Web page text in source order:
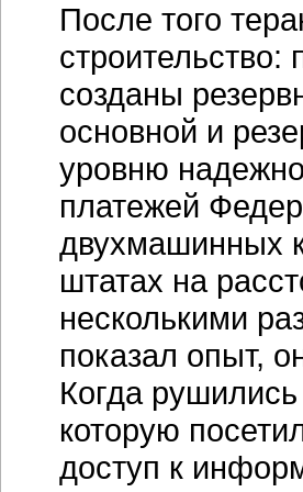
После того
созданы
основной и
уровню
платежей
двухмашинных
штатах на
несколькими
показал опыт,
Когда
которую
доступ к